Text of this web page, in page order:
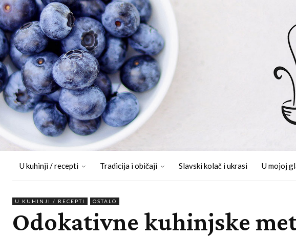
U kuhinji / recepti Tradicija i običaji Slavski kolač i ukrasi U mojoj
U KUHINJI / RECEPTI OSTALO
Odokativne kuhinjske